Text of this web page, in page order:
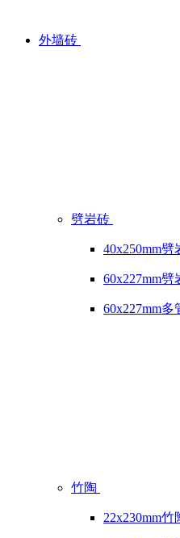
外墙砖
劈岩砖
40x250mm劈
60x227mm劈
60x227mm
竹陶
22x230mm竹